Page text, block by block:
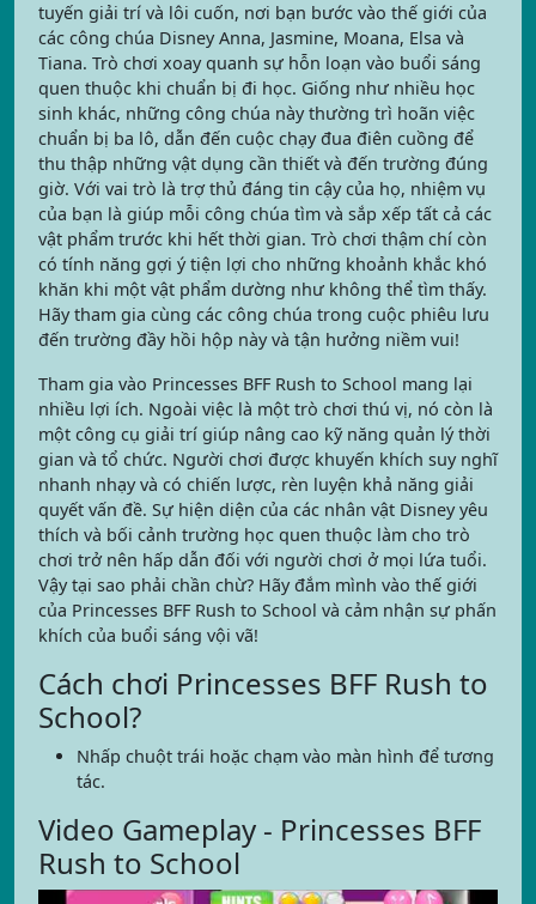
tuyến giải trí và lôi cuốn, nơi bạn bước vào thế giới của
các công chúa Disney Anna, Jasmine, Moana, Elsa và
Tiana. Trò chơi xoay quanh sự hỗn loạn vào buổi sáng
quen thuộc khi chuẩn bị đi học. Giống như nhiều học
sinh khác, những công chúa này thường trì hoãn việc
chuẩn bị ba lô, dẫn đến cuộc chạy đua điên cuồng để
thu thập những vật dụng cần thiết và đến trường đúng
giờ. Với vai trò là trợ thủ đáng tin cậy của họ, nhiệm vụ
của bạn là giúp mỗi công chúa tìm và sắp xếp tất cả các
vật phẩm trước khi hết thời gian. Trò chơi thậm chí còn
có tính năng gợi ý tiện lợi cho những khoảnh khắc khó
khăn khi một vật phẩm dường như không thể tìm thấy.
Hãy tham gia cùng các công chúa trong cuộc phiêu lưu
đến trường đầy hồi hộp này và tận hưởng niềm vui!
Tham gia vào Princesses BFF Rush to School mang lại
nhiều lợi ích. Ngoài việc là một trò chơi thú vị, nó còn là
một công cụ giải trí giúp nâng cao kỹ năng quản lý thời
gian và tổ chức. Người chơi được khuyến khích suy nghĩ
nhanh nhạy và có chiến lược, rèn luyện khả năng giải
quyết vấn đề. Sự hiện diện của các nhân vật Disney yêu
thích và bối cảnh trường học quen thuộc làm cho trò
chơi trở nên hấp dẫn đối với người chơi ở mọi lứa tuổi.
Vậy tại sao phải chần chừ? Hãy đắm mình vào thế giới
của Princesses BFF Rush to School và cảm nhận sự phấn
khích của buổi sáng vội vã!
Cách chơi Princesses BFF Rush to
School?
Nhấp chuột trái hoặc chạm vào màn hình để tương
tác.
Video Gameplay - Princesses BFF
Rush to School